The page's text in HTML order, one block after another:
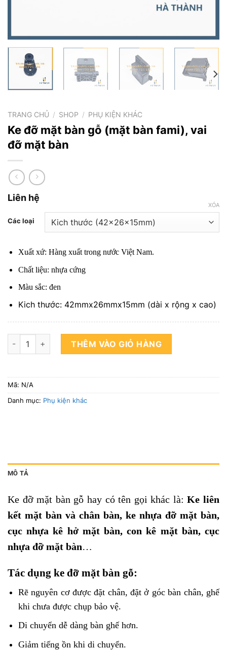
TRANG CHỦ / SHOP / PHỤ KIỆN KHÁC
Ke đỡ mặt bàn gỗ (mặt bàn fami), vai
đỡ mặt bàn
Liên hệ
Các loại
XÓA
Xuất xứ: Hàng xuất trong nước Việt Nam.
Chất liệu: nhựa cứng
Màu sắc: đen
Kich thước: 42mmx26mmx15mm (dài x rộng x cao)
Ke đỡ mặt bàn gỗ (mặt bàn fami), vai đỡ mặt bàn số lượng
THÊM VÀO GIỎ HÀNG
Mã: N/A
Danh mục: Phụ kiện khác
MÔ TẢ
Ke đỡ mặt bàn gỗ hay có tên gọi khác là:Ke liên
kết mặt bàn và chân bàn, ke nhựa đỡ mặt bàn,
cục nhựa kê hở mặt bàn, con kê mặt bàn, cục
nhựa đỡ mặt bàn…
Tác dụng ke đỡ mặt bàn gỗ:
Rẽ nguyên cơ được đặt chân, đặt ở góc bàn chân, ghế
khi chưa được chụp bảo vệ.
Di chuyển dễ dàng bàn ghế hơn.
Giảm tiếng ồn khi di chuyển.